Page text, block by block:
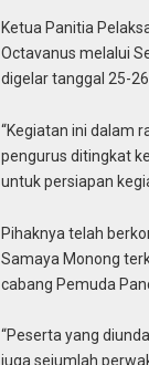
Ketua Panitia
Octavanus melalui
digelar tanggal 25-
“Kegiatan ini dalam
pengurus ditingkat
untuk persiapan
Pihaknya telah
Samaya Monong
cabang Pemuda
“Peserta yang
juga sejumlah